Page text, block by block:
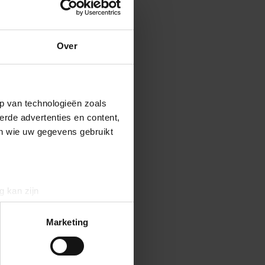
Over
van technologieën zoals
advertenties en content,
wie uw gegevens gebruikt
kan zijn
detailgedeeltein. U kunt uw
Marketing